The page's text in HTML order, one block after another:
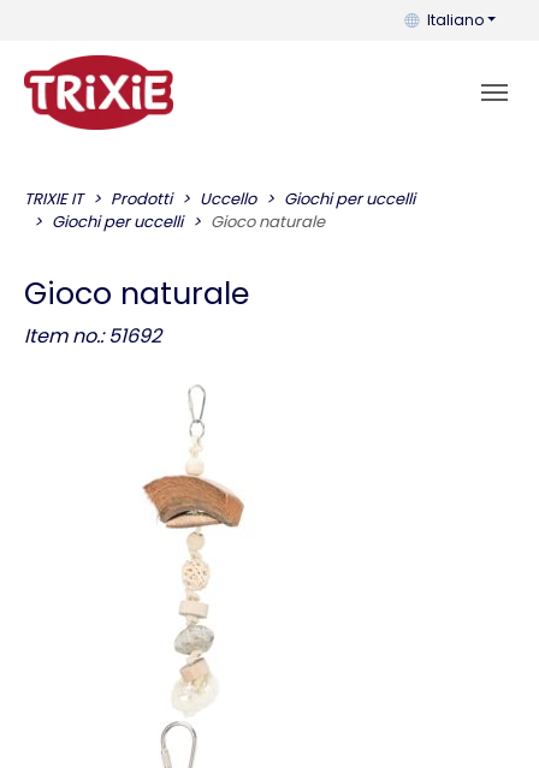
Puoi cambiare
Italiano
TRIXIE IT Prodotti Uccello
Giochi per uccelli
Giochi per uccelli
Gioco naturale
Gioco naturale
Item no.: 51692